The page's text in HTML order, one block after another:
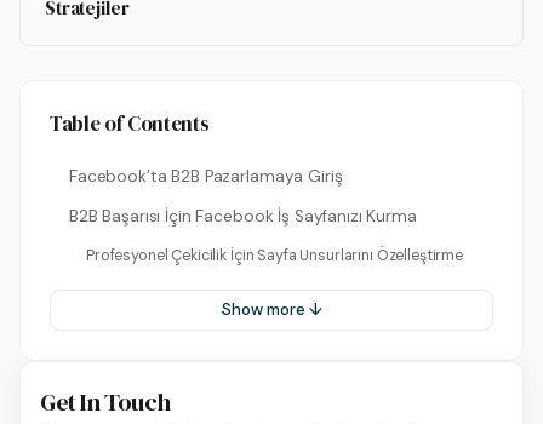
Stratejiler
Table of Contents
Facebook’ta B2B Pazarlamaya Giriş
B2B Başarısı İçin Facebook İş Sayfanızı Kurma
Profesyonel Çekicilik İçin Sayfa Unsurlarını Özelleştirme
Show more ↓
Get In Touch